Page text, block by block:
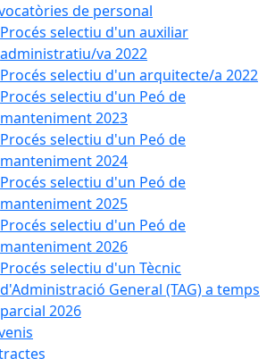
de personal
Procés selectiu d'un auxiliar
administratiu/va 2022
Procés selectiu d'un arquitecte/a 2022
Procés selectiu d'un Peó de
manteniment 2023
Procés selectiu d'un Peó de
manteniment 2024
Procés selectiu d'un Peó de
manteniment 2025
Procés selectiu d'un Peó de
manteniment 2026
Procés selectiu d'un Tècnic
d'Administració General (TAG) a temps
parcial 2026